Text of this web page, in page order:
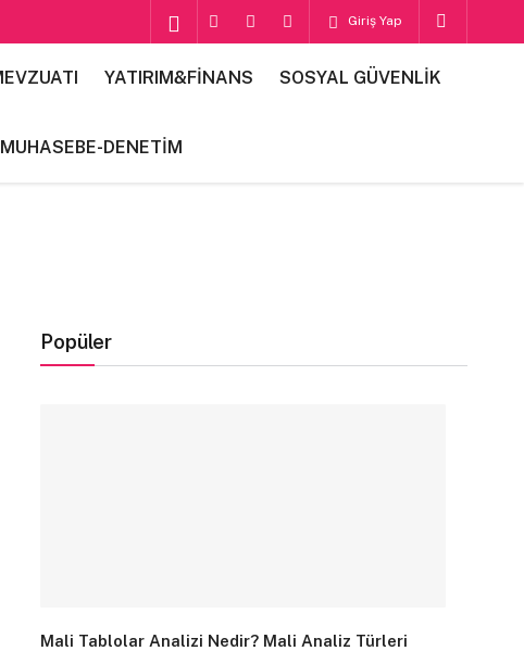
Giriş Yap
YATIRIM&FİNANS SOSYAL GÜVENLİK
DENETİM
Popüler
Mali Tablolar Analizi Nedir? Mali Analiz Türleri